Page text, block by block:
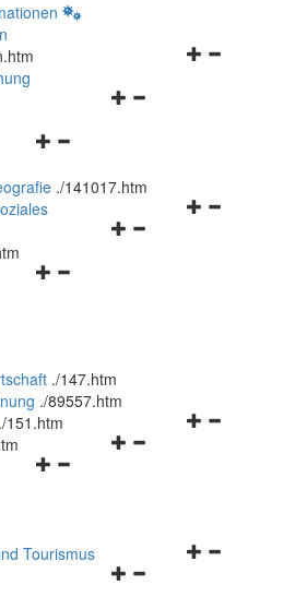
Navigationsmenü
Navigationsmenü
und
schließen
./141017.htm
Navigationsmenü
Navigationsmenü
./147.htm
./89557.htm
Navigationsmenü
./151.htm
Navigationsmenü
Navigationsmenü
Tourismus